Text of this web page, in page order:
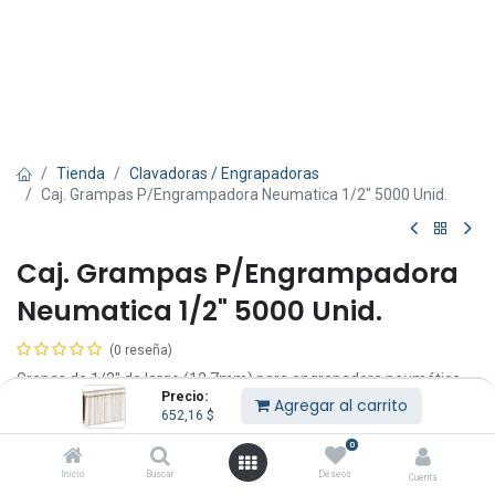
Precio:
652,16 $ Agregar al carrito
Inicio Buscar
0
Deseos Cuenta
Tienda
Clavadoras / Engrapadoras
Caj. Grampas P/Engrampadora Neumatica 1/2" 5000 Unid.
Caj. Grampas P/Engrampadora
Neumatica 1/2" 5000 Unid.
(0 reseña)
Grapas de 1/2" de largo (12,7mm) para engrapadora neumática
652,16$ IVA Incluido